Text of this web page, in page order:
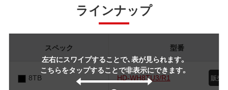
ラインナップ
左右にスワイプすることで、表が見られます。
こちらをタップすることで非表示にできます。
スペック 型番
8TB HD-WH8TU3/R1